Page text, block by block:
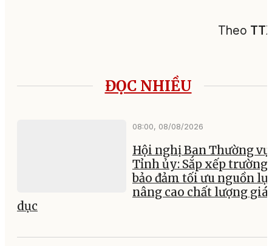
Theo
ĐỌC NHIỀU
08:00, 08/08/2026
Hội nghị Ban Thường vụ
Tỉnh ủy: Sắp xếp trường
bảo đảm tối ưu nguồn
nâng cao chất lượng
dục